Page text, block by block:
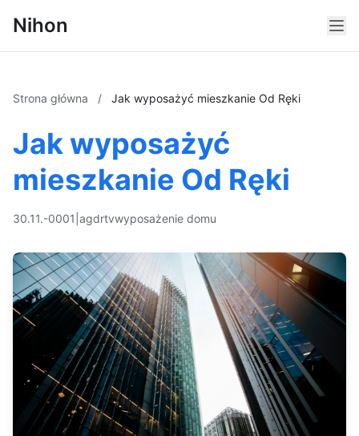
Nihon
Strona główna / Jak wyposażyć mieszkanie Od Ręki
Jak wyposażyć
mieszkanie Od Ręki
30.11.-0001 agdrtvwyposażenie domu